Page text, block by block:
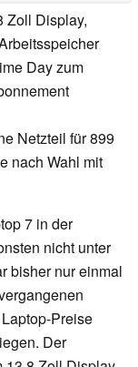
Zoll Display,
Day zum
Netzteil für 899
nach Wahl mit
7 in der
nicht unter
bisher nur einmal
Preise
Der